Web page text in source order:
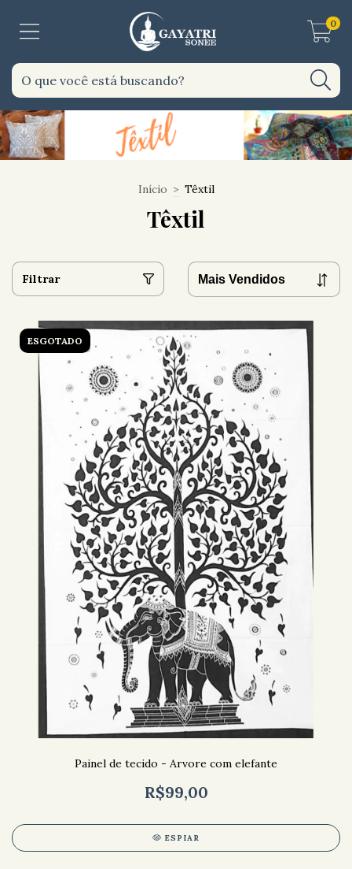
0
Início > Têxtil
Têxtil
Filtrar
ESGOTADO
Painel de tecido - Arvore com elefante
R$99,00
ESPIAR